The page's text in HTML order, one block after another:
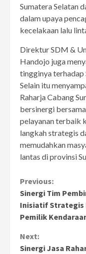
Sumatera Selatan
dalam upaya
kecelakaan lalu
Direktur SDM &
Handojo juga
tingginya terhadap
Selain itu
Raharja Cabang
bersinergi
pelayanan terbaik
langkah strategis
memudahkan
lantas di provinsi
Continue
Reading
Previous:
Sinergi Tim
Inisiatif Strategis
Pemilik
Next:
Sinergi Jasa